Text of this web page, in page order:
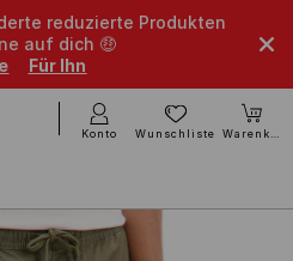
reduzierte Produkten
auf dich 🤑
Für Ihn
Konto Wunschliste Warenkorb